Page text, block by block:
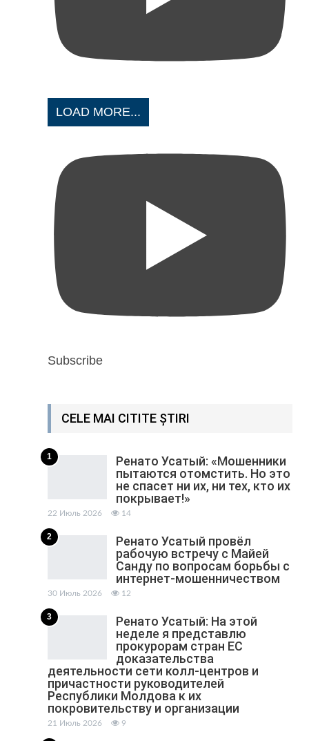
LOAD MORE...
Subscribe
CELE MAI CITITE ȘTIRI
1
Ренато Усатый: «Мошенники
пытаются отомстить. Но это
не спасет ни их, ни тех, кто их
покрывает!»
22 Июль 2026 14
2
Ренато Усатый провёл
рабочую встречу с Майей
Санду по вопросам борьбы с
интернет-мошенничеством
30 Июль 2026 12
3
Ренато Усатый: На этой
неделе я представлю
прокурорам стран ЕС
доказательства
деятельности сети колл-центров и
причастности руководителей
Республики Молдова к их
покровительству и организации
21 Июль 2026 9